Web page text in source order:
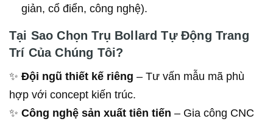
giản, cổ điển, công nghệ).
Tại Sao Chọn Trụ Bollard Tự Động Trang
Trí Của Chúng Tôi?
✨ Đội ngũ thiết kế riêng – Tư vấn mẫu mã phù
hợp với concept kiến trúc.
✨ Công nghệ sản xuất tiên tiến – Gia công CNC